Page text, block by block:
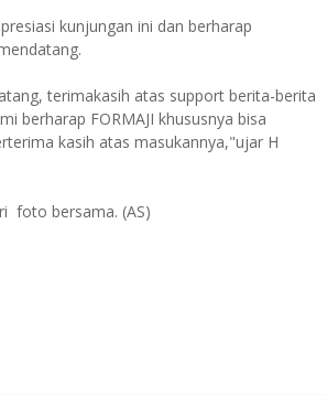
kunjungan ini dan berharap
terimakasih atas support berita-berita
berharap FORMAJI khususnya bisa
kasih atas masukannya,"ujar H
foto bersama. (AS)